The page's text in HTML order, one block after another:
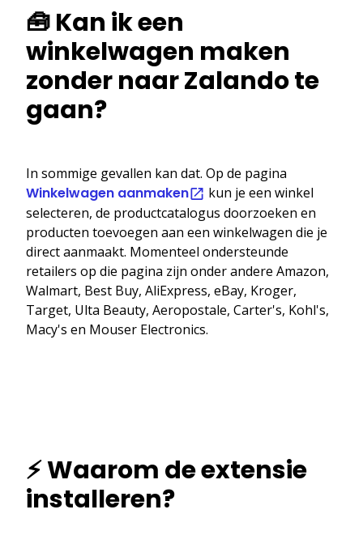
🧰 Kan ik een
winkelwagen maken
zonder naar Zalando te
gaan?
In sommige gevallen kan dat. Op de pagina
Winkelwagen aanmaken
kun je een winkel
selecteren, de productcatalogus doorzoeken en
producten toevoegen aan een winkelwagen die je
direct aanmaakt. Momenteel ondersteunde
retailers op die pagina zijn onder andere Amazon,
Walmart, Best Buy, AliExpress, eBay, Kroger,
Target, Ulta Beauty, Aeropostale, Carter's, Kohl's,
Macy's en Mouser Electronics.
⚡ Waarom de extensie
installeren?